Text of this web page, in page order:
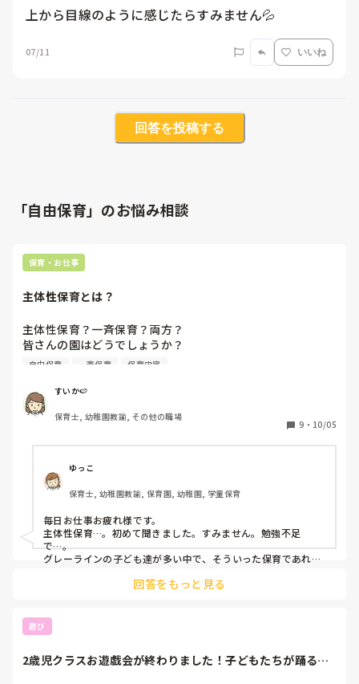
上から目線のように感じたらすみません💦
07/11 いいね
回答を投稿する
「自由保育」のお悩み相談
保育・お仕事
主体性保育とは？
主体性保育？一斉保育？両方？
皆さんの園はどうでしょうか？
体性保育素敵でしょう？のびのびと過ごせています」と説明
される事が多いです。
実際にインスタやTwitterでも主体性保育と謳われる文面や
出来ている園はどのくらいなのでしょうか？
私自身はずっと一斉保育をしていたので、いただきますやご
ちそうさま、さようならの挨拶がバラバラ、戸外遊びと室内
遊び選べる、制作活動はやりたくなかったらやらなくてもい
い、給食も食べたくなったら来てね　といったツイートやイ
ンスタの内容を見ていると主体性保育と好き勝手し放題の線
引きが難しいなと思いますし、やはり、小学校に上がると嫌
す。今まではよしとしていたやり方を急に違う！ダメ！とな
自分の経験した園では、朝の会･給食･設定保育･帰りの会等
室内に入ったりはしますが、遊ぶ玩具や遊具は自分で選んだ
自由保育 一斉保育 保育内容
すいか🍉
保育士, 幼稚園教諭, その他の職場
9 ・ 10/05
ゆっこ
保育士, 幼稚園教諭, 保育園, 幼稚園, 学童保育
毎日お仕事お疲れ様です。
主体性保育…。初めて聞きました。すみません。勉強不足
で…。
グレーラインの子ども達が多い中で、そういった保育であれ
でないと小学校にいって、今まで強制されなかったことを急に
しましょうと言われても、対応できるのか疑問なので…。
私だったら、そのバランス的に疑問を感じる園には、就職しな
回答をもっと見る
遊び
2歳児クラスお遊戯会が終わりました！子どもたちが踊るこ